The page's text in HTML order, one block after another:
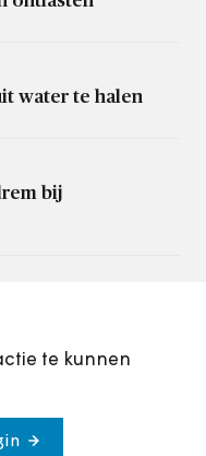
water te halen
bij
te kunnen